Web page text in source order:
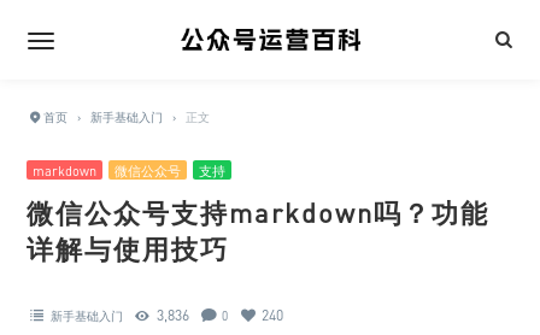
首页 › 新手基础入门 › 正文
markdown 微信公众号 支持
微信公众号支持markdown吗？功能
详解与使用技巧
新手基础入门 3,836 0 240